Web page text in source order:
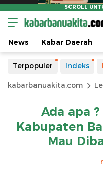
News Kabar Daerah
Terpopuler Indeks
kabarbanuakita.com
Ada apa
Kabupaten
Mau